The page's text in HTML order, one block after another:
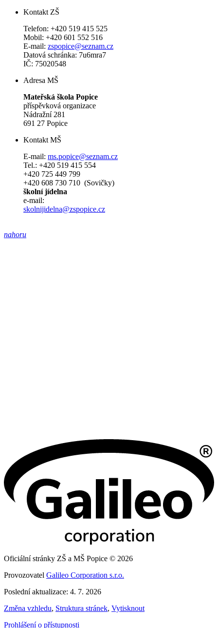
Kontakt ZŠ
Telefon: +420 519 415 525
Mobil: +420 601 552 516
E-mail: zspopice@seznam.cz
Datová schránka: 7u6mra7
IČ: 75020548
Adresa MŠ
Mateřská škola Popice
příspěvková organizace
Nádražní 281
691 27 Popice
Kontakt MŠ
E-mail: ms.popice@seznam.cz
Tel.: +420 519 415 554
+420 725 449 799
+420 608 730 710 (Sovičky)
školní jídelna
e-mail:
skolnijidelna@zspopice.cz
nahoru
Oficiální stránky ZŠ a MŠ Popice © 2026
Provozovatel Galileo Corporation s.r.o.
Poslední aktualizace: 4. 7. 2026
Změna vzhledu, Struktura stránek, Vytisknout
Prohlášení o přístupnosti